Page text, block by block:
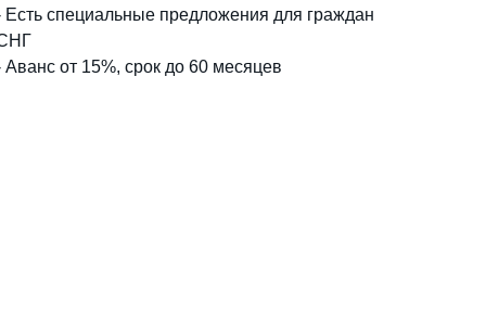
Есть специальные предложения для граждан
Аванс от 15%, срок до 60 месяцев